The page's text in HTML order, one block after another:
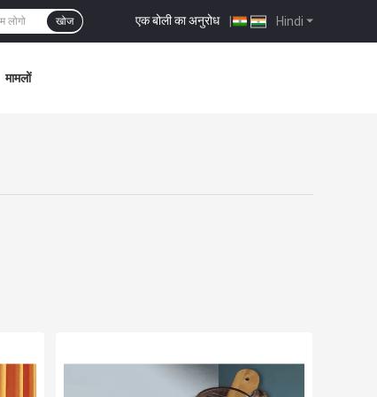
Hindi
एक बोली का अनुरोध |
खोज
मामलों